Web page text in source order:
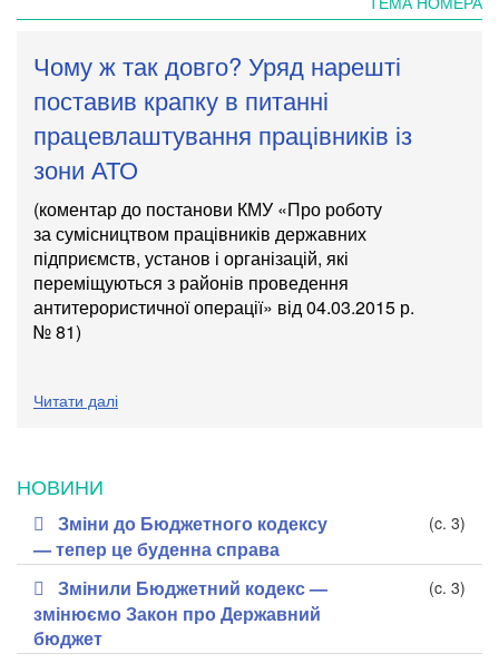
Чому ж так довго? Уряд нарешті
поставив крапку в питанні
працевлаштування працівників із
зони АТО
(коментар до постанови КМУ «Про роботу
за сумісництвом працівників державних
підприємств, установ і організацій, які
переміщуються з районів проведення
антитерористичної операції» від 04.03.2015 р.
№ 81)
Читати далі
НОВИНИ
Зміни до Бюджетного кодексу
— тепер це буденна справа
(c. 3)
Змінили Бюджетний кодекс —
змінюємо Закон про Державний
бюджет
(c. 3)